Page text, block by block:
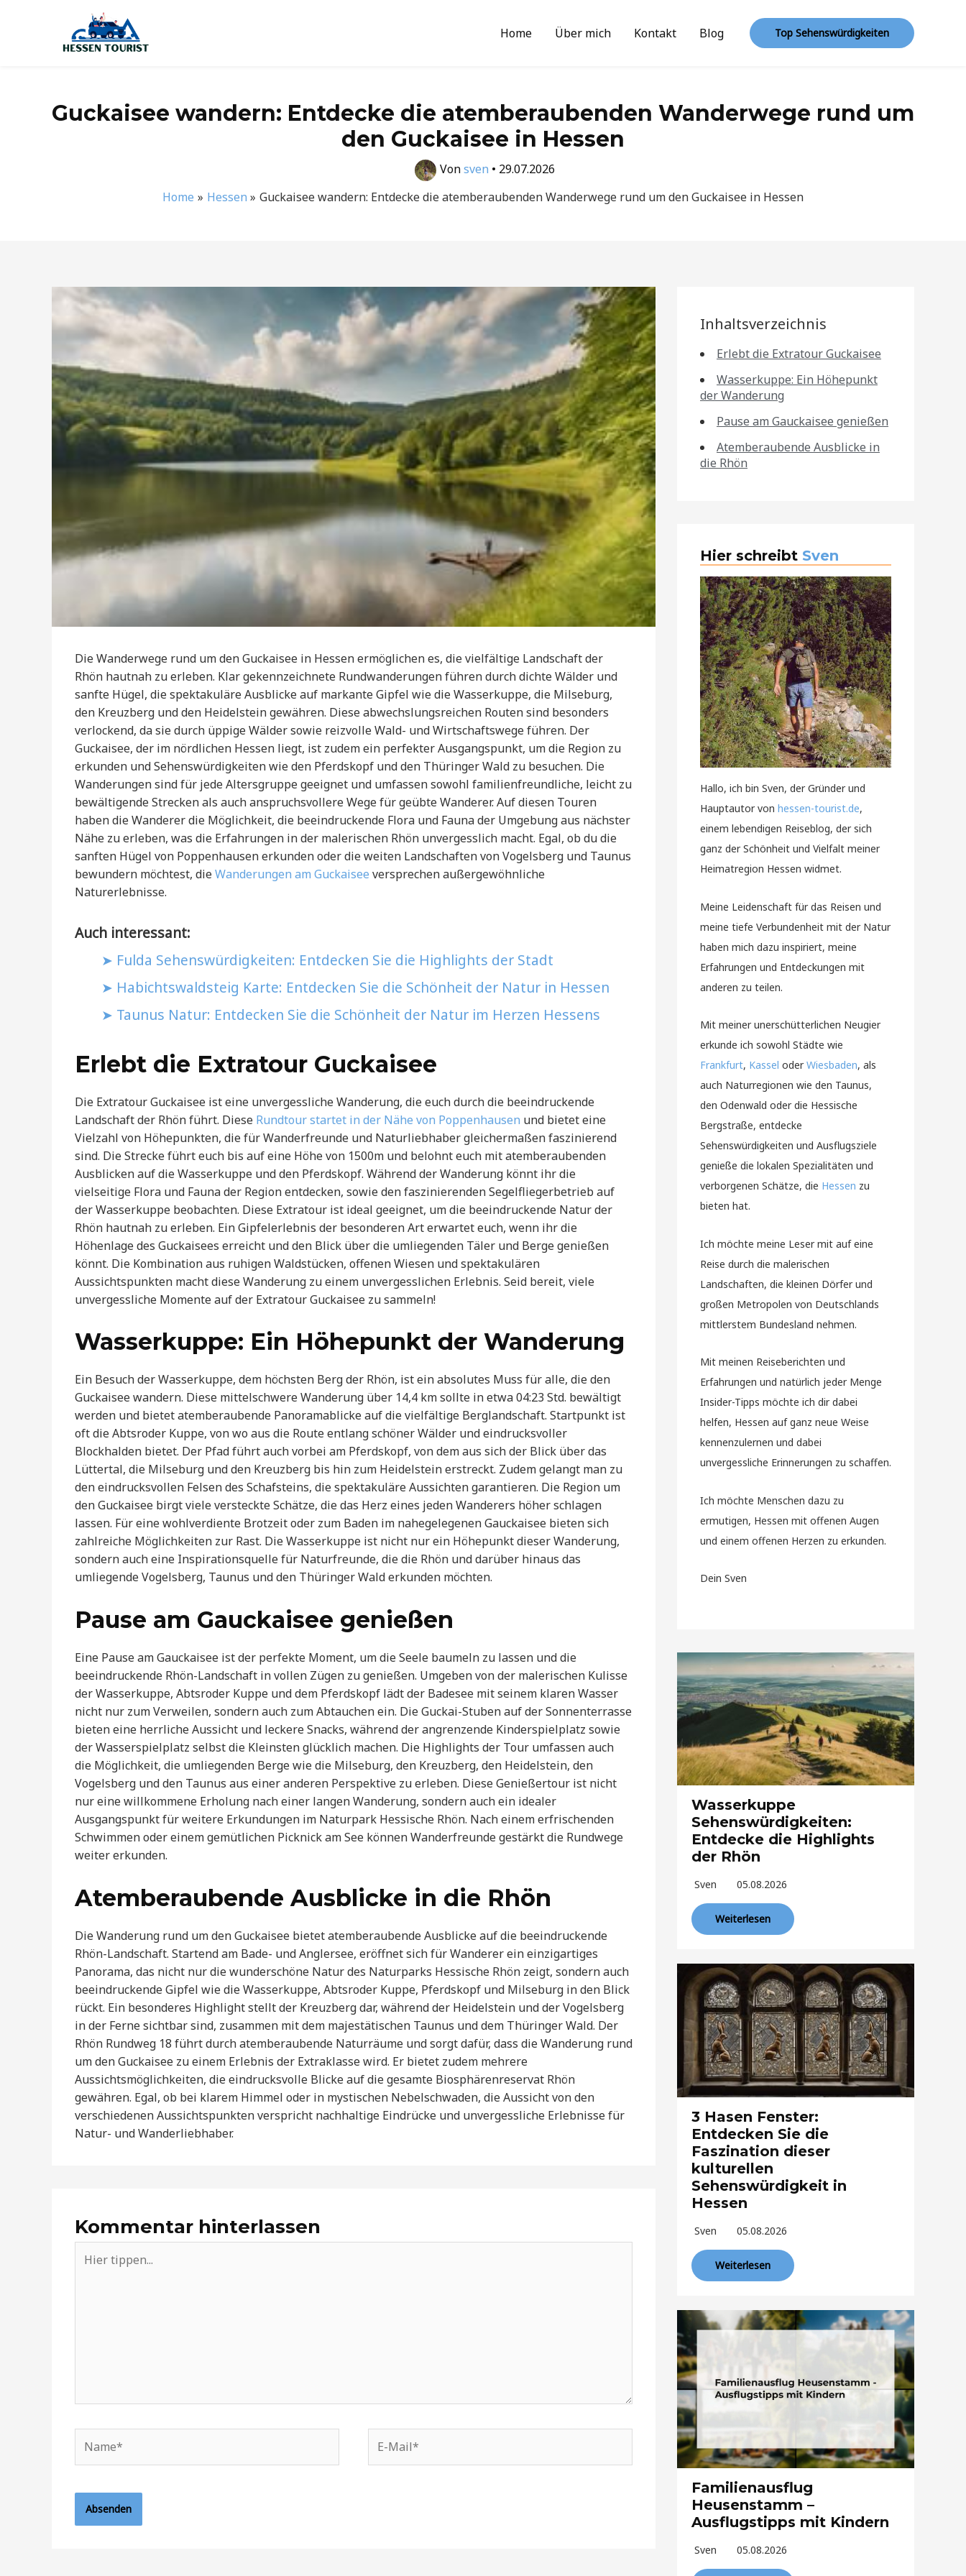
Home Über mich Kontakt Blog Top Sehenswürdigkeiten
Guckaisee wandern: Entdecke die atemberaubenden Wanderwege rund um
den Guckaisee in Hessen
Vonsven • 29.07.2026
Home
Hessen Guckaisee wandern: Entdecke die atemberaubenden Wanderwege rund um den Guckaisee in Hessen
Die Wanderwege rund um den Guckaisee in Hessen ermöglichen es, die vielfältige Landschaft der
Rhön hautnah zu erleben. Klar gekennzeichnete Rundwanderungen führen durch dichte Wälder und
sanfte Hügel, die spektakuläre Ausblicke auf markante Gipfel wie die Wasserkuppe, die Milseburg,
den Kreuzberg und den Heidelstein gewähren. Diese abwechslungsreichen Routen sind besonders
verlockend, da sie durch üppige Wälder sowie reizvolle Wald- und Wirtschaftswege führen. Der
Guckaisee, der im nördlichen Hessen liegt, ist zudem ein perfekter Ausgangspunkt, um die Region zu
erkunden und Sehenswürdigkeiten wie den Pferdskopf und den Thüringer Wald zu besuchen. Die
Wanderungen sind für jede Altersgruppe geeignet und umfassen sowohl familienfreundliche, leicht zu
bewältigende Strecken als auch anspruchsvollere Wege für geübte Wanderer. Auf diesen Touren
haben die Wanderer die Möglichkeit, die beeindruckende Flora und Fauna der Umgebung aus nächster
Nähe zu erleben, was die Erfahrungen in der malerischen Rhön unvergesslich macht. Egal, ob du die
sanften Hügel von Poppenhausen erkunden oder die weiten Landschaften von Vogelsberg und Taunus
bewundern möchtest, dieWanderungen am Guckaisee versprechen außergewöhnliche
Naturerlebnisse.
Auch interessant:
Fulda Sehenswürdigkeiten: Entdecken Sie die Highlights der Stadt
Habichtswaldsteig Karte: Entdecken Sie die Schönheit der Natur in Hessen
Taunus Natur: Entdecken Sie die Schönheit der Natur im Herzen Hessens
Erlebt die Extratour Guckaisee
Die Extratour Guckaisee ist eine unvergessliche Wanderung, die euch durch die beeindruckende
Landschaft der Rhön führt. Diese Rundtour startet in der Nähe von Poppenhausen und bietet eine
Vielzahl von Höhepunkten, die für Wanderfreunde und Naturliebhaber gleichermaßen faszinierend
sind. Die Strecke führt euch bis auf eine Höhe von 1500m und belohnt euch mit atemberaubenden
Ausblicken auf die Wasserkuppe und den Pferdskopf. Während der Wanderung könnt ihr die
vielseitige Flora und Fauna der Region entdecken, sowie den faszinierenden Segelfliegerbetrieb auf
der Wasserkuppe beobachten. Diese Extratour ist ideal geeignet, um die beeindruckende Natur der
Rhön hautnah zu erleben. Ein Gipfelerlebnis der besonderen Art erwartet euch, wenn ihr die
Höhenlage des Guckaisees erreicht und den Blick über die umliegenden Täler und Berge genießen
könnt. Die Kombination aus ruhigen Waldstücken, offenen Wiesen und spektakulären
Aussichtspunkten macht diese Wanderung zu einem unvergesslichen Erlebnis. Seid bereit, viele
unvergessliche Momente auf der Extratour Guckaisee zu sammeln!
Wasserkuppe: Ein Höhepunkt der Wanderung
Ein Besuch der Wasserkuppe, dem höchsten Berg der Rhön, ist ein absolutes Muss für alle, die den
Guckaisee wandern. Diese mittelschwere Wanderung über 14,4 km sollte in etwa 04:23 Std. bewältigt
werden und bietet atemberaubende Panoramablicke auf die vielfältige Berglandschaft. Startpunkt ist
oft die Abtsroder Kuppe, von wo aus die Route entlang schöner Wälder und eindrucksvoller
Blockhalden bietet. Der Pfad führt auch vorbei am Pferdskopf, von dem aus sich der Blick über das
Lüttertal, die Milseburg und den Kreuzberg bis hin zum Heidelstein erstreckt. Zudem gelangt man zu
den eindrucksvollen Felsen des Schafsteins, die spektakuläre Aussichten garantieren. Die Region um
den Guckaisee birgt viele versteckte Schätze, die das Herz eines jeden Wanderers höher schlagen
lassen. Für eine wohlverdiente Brotzeit oder zum Baden im nahegelegenen Gauckaisee bieten sich
zahlreiche Möglichkeiten zur Rast. Die Wasserkuppe ist nicht nur ein Höhepunkt dieser Wanderung,
sondern auch eine Inspirationsquelle für Naturfreunde, die die Rhön und darüber hinaus das
umliegende Vogelsberg, Taunus und den Thüringer Wald erkunden möchten.
Pause am Gauckaisee genießen
Eine Pause am Gauckaisee ist der perfekte Moment, um die Seele baumeln zu lassen und die
beeindruckende Rhön-Landschaft in vollen Zügen zu genießen. Umgeben von der malerischen Kulisse
der Wasserkuppe, Abtsroder Kuppe und dem Pferdskopf lädt der Badesee mit seinem klaren Wasser
nicht nur zum Verweilen, sondern auch zum Abtauchen ein. Die Guckai-Stuben auf der Sonnenterrasse
bieten eine herrliche Aussicht und leckere Snacks, während der angrenzende Kinderspielplatz sowie
der Wasserspielplatz selbst die Kleinsten glücklich machen. Die Highlights der Tour umfassen auch
die Möglichkeit, die umliegenden Berge wie die Milseburg, den Kreuzberg, den Heidelstein, den
Vogelsberg und den Taunus aus einer anderen Perspektive zu erleben. Diese Genießertour ist nicht
nur eine willkommene Erholung nach einer langen Wanderung, sondern auch ein idealer
Ausgangspunkt für weitere Erkundungen im Naturpark Hessische Rhön. Nach einem erfrischenden
Schwimmen oder einem gemütlichen Picknick am See können Wanderfreunde gestärkt die Rundwege
weiter erkunden.
Atemberaubende Ausblicke in die Rhön
Die Wanderung rund um den Guckaisee bietet atemberaubende Ausblicke auf die beeindruckende
Rhön-Landschaft. Startend am Bade- und Anglersee, eröffnet sich für Wanderer ein einzigartiges
Panorama, das nicht nur die wunderschöne Natur des Naturparks Hessische Rhön zeigt, sondern auch
beeindruckende Gipfel wie die Wasserkuppe, Abtsroder Kuppe, Pferdskopf und Milseburg in den Blick
rückt. Ein besonderes Highlight stellt der Kreuzberg dar, während der Heidelstein und der Vogelsberg
in der Ferne sichtbar sind, zusammen mit dem majestätischen Taunus und dem Thüringer Wald. Der
Rhön Rundweg 18 führt durch atemberaubende Naturräume und sorgt dafür, dass die Wanderung rund
um den Guckaisee zu einem Erlebnis der Extraklasse wird. Er bietet zudem mehrere
Aussichtsmöglichkeiten, die eindrucksvolle Blicke auf die gesamte Biosphärenreservat Rhön
gewähren. Egal, ob bei klarem Himmel oder in mystischen Nebelschwaden, die Aussicht von den
verschiedenen Aussichtspunkten verspricht nachhaltige Eindrücke und unvergessliche Erlebnisse für
Natur- und Wanderliebhaber.
Kommentar hinterlassen
tippen...
Mail*
Inhaltsverzeichnis
Erlebt die Extratour Guckaisee
Wasserkuppe: Ein Höhepunkt
der Wanderung
Pause am Gauckaisee genießen
Atemberaubende Ausblicke in
die Rhön
Hier schreibt Sven
Hallo, ich bin Sven, der Gründer und
Hauptautor von hessen-tourist.de,
einem lebendigen Reiseblog, der sich
ganz der Schönheit und Vielfalt meiner
Heimatregion Hessen widmet.
Meine Leidenschaft für das Reisen und
meine tiefe Verbundenheit mit der Natur
haben mich dazu inspiriert, meine
Erfahrungen und Entdeckungen mit
anderen zu teilen.
Mit meiner unerschütterlichen Neugier
erkunde ich sowohl Städte wie
Frankfurt, Kassel oderWiesbaden, als
auch Naturregionen wie den Taunus,
den Odenwald oder die Hessische
Bergstraße, entdecke
Sehenswürdigkeiten und Ausflugsziele
genieße die lokalen Spezialitäten und
verborgenen Schätze, die Hessen zu
bieten hat.
Ich möchte meine Leser mit auf eine
Reise durch die malerischen
Landschaften, die kleinen Dörfer und
großen Metropolen von Deutschlands
mittlerstem Bundesland nehmen.
Mit meinen Reiseberichten und
Erfahrungen und natürlich jeder Menge
Insider-Tipps möchte ich dir dabei
helfen, Hessen auf ganz neue Weise
kennenzulernen und dabei
unvergessliche Erinnerungen zu schaffen.
Ich möchte Menschen dazu zu
ermutigen, Hessen mit offenen Augen
und einem offenen Herzen zu erkunden.
Dein Sven
Wasserkuppe
Sehenswürdigkeiten:
Entdecke die Highlights
der Rhön
Sven 05.08.2026
Weiterlesen
3 Hasen Fenster:
Entdecken Sie die
Faszination dieser
kulturellen
Sehenswürdigkeit in
Hessen
Sven 05.08.2026
Weiterlesen
Familienausflug
Heusenstamm –
Ausflugstipps mit Kindern
Sven 05.08.2026